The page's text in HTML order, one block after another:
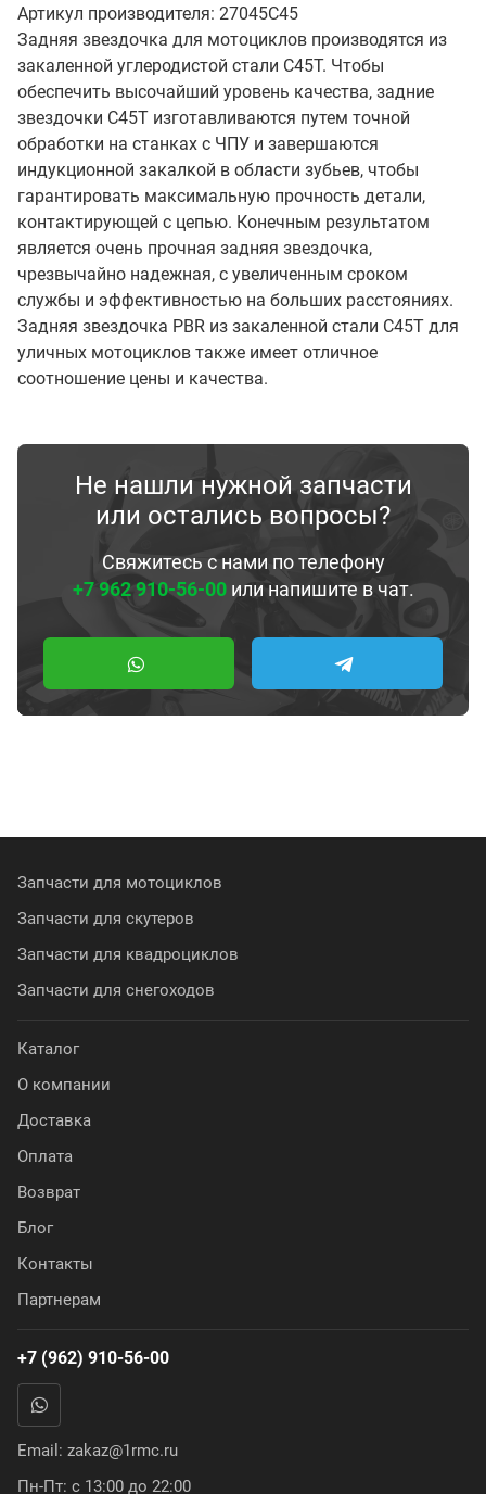
Артикул производителя: 27045C45
Задняя звездочка для мотоциклов производятся из
закаленной углеродистой стали C45T. Чтобы
обеспечить высочайший уровень качества, задние
звездочки C45T изготавливаются путем точной
обработки на станках с ЧПУ и завершаются
индукционной закалкой в области зубьев, чтобы
гарантировать максимальную прочность детали,
контактирующей с цепью. Конечным результатом
является очень прочная задняя звездочка,
чрезвычайно надежная, с увеличенным сроком
службы и эффективностью на больших расстояниях.
Задняя звездочка PBR из закаленной стали C45T для
уличных мотоциклов также имеет отличное
соотношение цены и качества.
Не нашли нужной запчасти
или остались вопросы?
Свяжитесь с нами по телефону
+7 962 910-56-00или напишите в чат.
Запчасти для мотоциклов
Запчасти для скутеров
Запчасти для квадроциклов
Запчасти для снегоходов
Каталог
О компании
Доставка
Оплата
Возврат
Блог
Контакты
Партнерам
+7 (962) 910-56-00
Email: zakaz@1rmc.ru
Пн-Пт: с 13:00 до 22:00